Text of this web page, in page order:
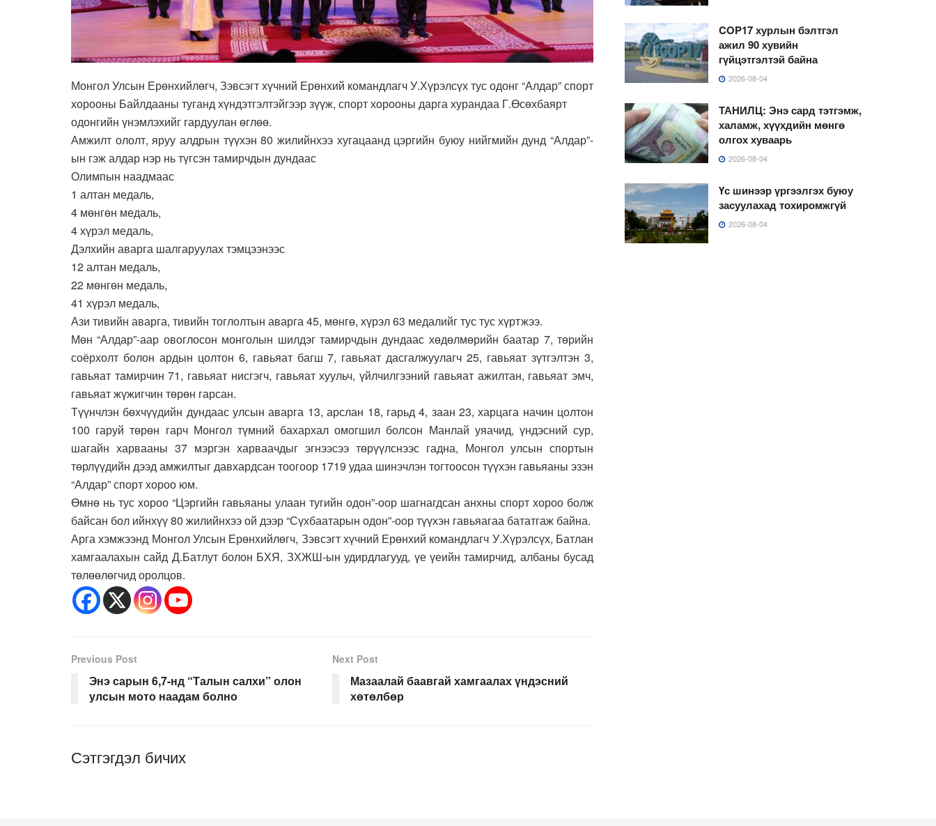
Монгол Улсын Ерөнхийлөгч, Зэвсэгт хүчний Ерөнхий командлагч У.Хүрэлсүх тус одонг “Алдар” спорт
хорооны Байлдааны туганд хүндэтгэлтэйгээр зүүж, спорт хорооны дарга хурандаа Г.Өсөхбаярт
одонгийн үнэмлэхийг гардуулан өглөө.
Амжилт ололт, яруу алдрын түүхэн 80 жилийнхээ хугацаанд цэргийн буюу нийгмийн дунд “Алдар”-
ын гэж алдар нэр нь түгсэн тамирчдын дундаас
Олимпын наадмаас
1 алтан медаль,
4 мөнгөн медаль,
4 хүрэл медаль,
Дэлхийн аварга шалгаруулах тэмцээнээс
12 алтан медаль,
22 мөнгөн медаль,
41 хүрэл медаль,
Ази тивийн аварга, тивийн тоглолтын аварга 45, мөнгө, хүрэл 63 медалийг тус тус хүртжээ.
Мөн “Алдар”-аар овоглосон монголын шилдэг тамирчдын дундаас хөдөлмөрийн баатар 7, төрийн
соёрхолт болон ардын цолтон 6, гавьяат багш 7, гавьяат дасгалжуулагч 25, гавьяат зүтгэлтэн 3,
гавьяат тамирчин 71, гавьяат нисгэгч, гавьяат хуульч, үйлчилгээний гавьяат ажилтан, гавьяат эмч,
гавьяат жүжигчин төрөн гарсан.
Түүнчлэн бөхчүүдийн дундаас улсын аварга 13, арслан 18, гарьд 4, заан 23, харцага начин цолтон
100 гаруй төрөн гарч Монгол түмний бахархал омогшил болсон Манлай уяачид, үндэсний сур,
шагайн харвааны 37 мэргэн харваачдыг эгнээсээ төрүүлснээс гадна, Монгол улсын спортын
төрлүүдийн дээд амжилтыг давхардсан тоогоор 1719 удаа шинэчлэн тогтоосон түүхэн гавьяаны эзэн
“Алдар” спорт хороо юм.
Өмнө нь тус хороо “Цэргийн гавьяаны улаан тугийн одон”-оор шагнагдсан анхны спорт хороо болж
байсан бол ийнхүү 80 жилийнхээ ой дээр “Сүхбаатарын одон”-оор түүхэн гавьяагаа бататгаж байна.
Арга хэмжээнд Монгол Улсын Ерөнхийлөгч, Зэвсэгт хүчний Ерөнхий командлагч У.Хүрэлсүх, Батлан
хамгаалахын сайд Д.Батлут болон БХЯ, ЗХЖШ-ын удирдлагууд, үе үеийн тамирчид, албаны бусад
төлөөлөгчид оролцов.
Previous Post
Энэ сарын 6,7-нд “Талын салхи” олон
улсын мото наадам болно
Next Post
Мазаалай баавгай хамгаалах үндэсний
хөтөлбөр
Сэтгэгдэл бичих
COP17 хурлын бэлтгэл
ажил 90 хувийн
гүйцэтгэлтэй байна
2026-08-04
ТАНИЛЦ: Энэ сард тэтгэмж,
халамж, хүүхдийн мөнгө
олгох хуваарь
2026-08-04
Үс шинээр үргээлгэх буюу
засуулахад тохиромжгүй
2026-08-04